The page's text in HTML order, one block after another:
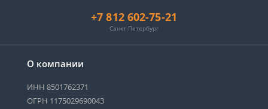
О компании
ИНН 8501762371
ОГРН 1175029690043
+7 812 602-75-21
Санкт-Петербург